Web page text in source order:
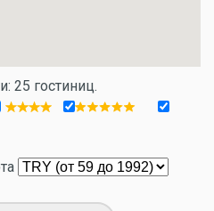
25 гостиниц.